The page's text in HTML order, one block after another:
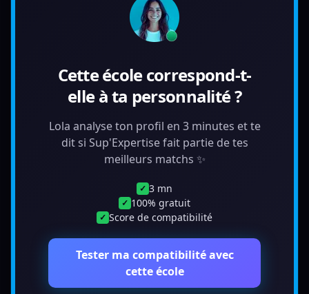
Cette école correspond-t-
elle à ta personnalité ?
Lola analyse ton profil en 3 minutes et te
dit si Sup'Expertise fait partie de tes
meilleurs matchs ✨
✓ 3 mn
✓ 100% gratuit
✓ Score de compatibilité
Tester ma compatibilité avec
cette école